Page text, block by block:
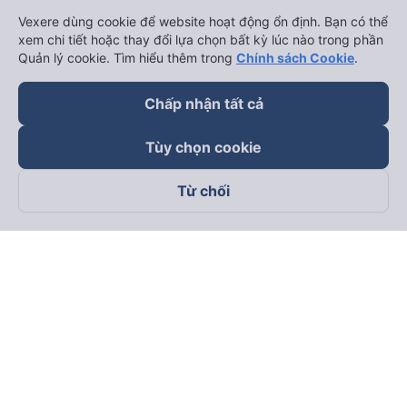
Theo dõi chúng tôi trên
Vexere dùng cookie để website hoạt động ổn định. Bạn có thể
xem chi tiết hoặc thay đổi lựa chọn bất kỳ lúc nào trong phần
Quản lý cookie. Tìm hiểu thêm trong Chính sách Cookie.
Chấp nhận tất cả
Tùy chọn cookie
Từ chối